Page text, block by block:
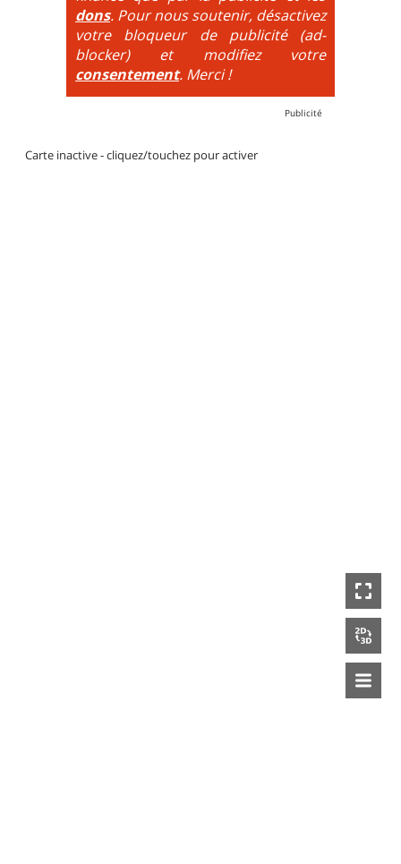
dons. Pour nous soutenir, désactivez
votre bloqueur de publicité (ad-
blocker) et modifiez votre
consentement. Merci !